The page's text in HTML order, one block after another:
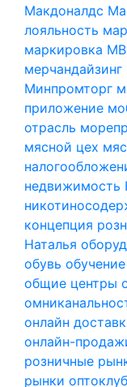
Макдоналдс
лояльность
маркировка
мерчандайзинг
Минпромторг
приложение
отрасль
мясной цех
недвижимость
концепция
Наталья
обувь обучение
общие центры
онлайн
онлайн-
розничные
рынки